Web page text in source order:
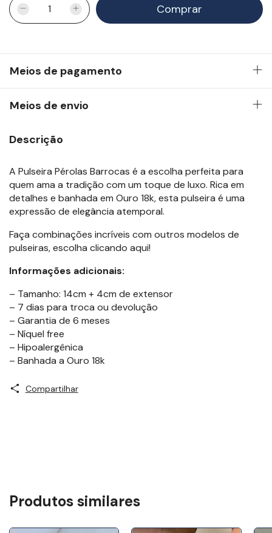
Meios de pagamento
Meios de envio
Descrição
A Pulseira Pérolas Barrocas é a escolha perfeita para
quem ama a tradição com um toque de luxo. Rica em
detalhes e banhada em Ouro 18k, esta pulseira é uma
expressão de elegância atemporal.
Faça combinações incríveis com outros modelos de
pulseiras, escolha clicando aqui!
Informações adicionais:
– Tamanho: 14cm + 4cm de extensor
– 7 dias para troca ou devolução
– Garantia de 6 meses
– Níquel free
– Hipoalergênica
– Banhada a Ouro 18k
Compartilhar
Produtos similares